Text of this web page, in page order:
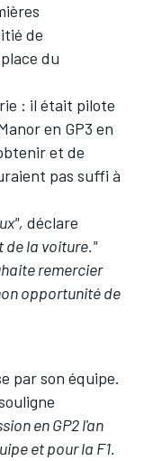
de
du
: il était pilote
en GP3 en
et de
pas suffi à
déclare
de la voiture."
remercier
opportunité de
par son équipe.
en GP2 l'an
et pour la F1.